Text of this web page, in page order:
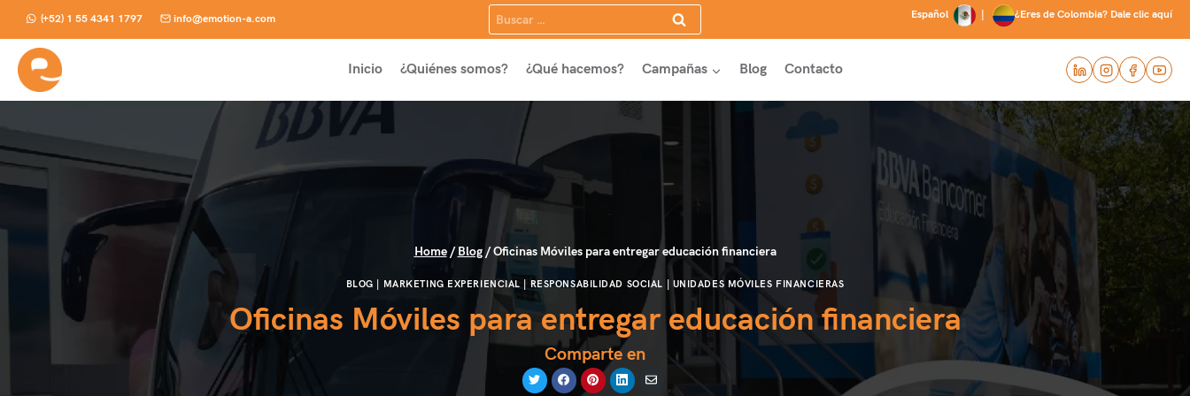
content
(+52) 1 55 4341 1797 info@emotion-a.com Buscar: Español ¿Eres de Colombia? Dale clic aquí
Inicio ¿Quiénes somos? ¿Qué hacemos? Campañas Blog Contacto
Home / Blog / Oficinas Móviles para entregar educación financiera
BLOG MARKETING EXPERIENCIAL RESPONSABILIDAD SOCIAL UNIDADES MÓVILES FINANCIERAS
Oficinas Móviles para entregar educación financiera
Comparte en
Compartir
en
Compartir
en
Compartir
en
Compartir
en
Compartir
por